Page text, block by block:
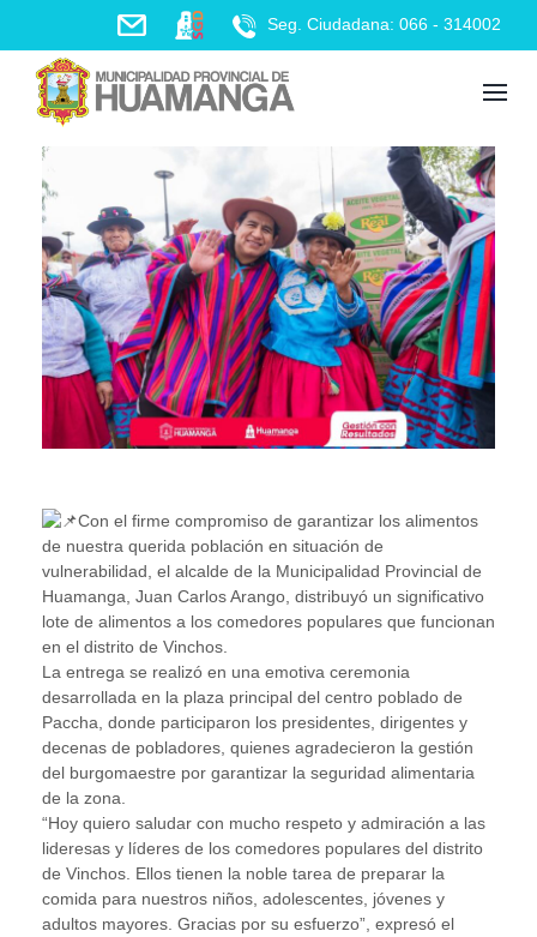
content
Seg. Ciudadana: 066 - 314002
Con el firme compromiso de garantizar los alimentos
de nuestra querida población en situación de
vulnerabilidad, el alcalde de la Municipalidad Provincial de
Huamanga, Juan Carlos Arango, distribuyó un significativo
lote de alimentos a los comedores populares que funcionan
en el distrito de Vinchos.
La entrega se realizó en una emotiva ceremonia
desarrollada en la plaza principal del centro poblado de
Paccha, donde participaron los presidentes, dirigentes y
decenas de pobladores, quienes agradecieron la gestión
del burgomaestre por garantizar la seguridad alimentaria
de la zona.
“Hoy quiero saludar con mucho respeto y admiración a las
lideresas y líderes de los comedores populares del distrito
de Vinchos. Ellos tienen la noble tarea de preparar la
comida para nuestros niños, adolescentes, jóvenes y
adultos mayores. Gracias por su esfuerzo”, expresó el